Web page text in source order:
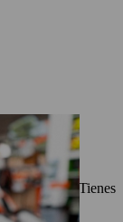
batería? ¿Tienes